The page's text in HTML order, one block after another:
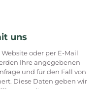
uns
oder per E-Mail
Ihre angegebenen
und für den Fall von
Diese Daten geben wir